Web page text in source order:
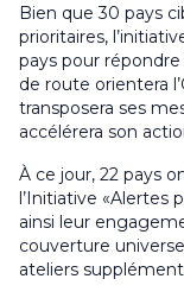
Bien que 30 pays
prioritaires,
pays pour
de route orientera
transposera ses
accélérera son
À ce jour, 22 pays
l’Initiative «Alertes
ainsi leur
couverture
ateliers